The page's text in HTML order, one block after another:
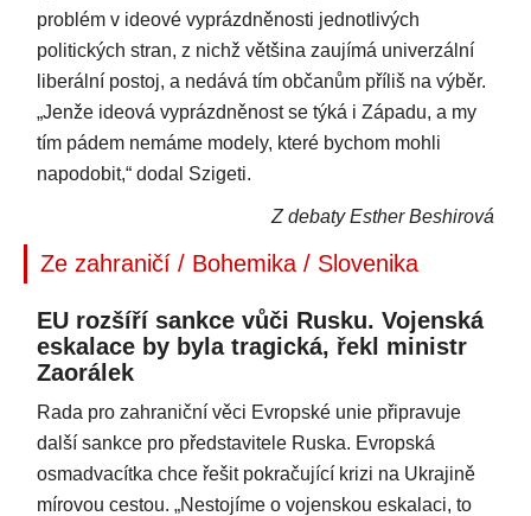
problém v ideové vyprázdněnosti jednotlivých
politických stran, z nichž většina zaujímá univerzální
liberální postoj, a nedává tím občanům příliš na výběr.
„Jenže ideová vyprázdněnost se týká i Západu, a my
tím pádem nemáme modely, které bychom mohli
napodobit,“ dodal Szigeti.
Z debaty Esther Beshirová
Ze zahraničí / Bohemika / Slovenika
EU rozšíří sankce vůči Rusku. Vojenská
eskalace by byla tragická, řekl ministr
Zaorálek
Rada pro zahraniční věci Evropské unie připravuje
další sankce pro představitele Ruska. Evropská
osmadvacítka chce řešit pokračující krizi na Ukrajině
mírovou cestou. „Nestojíme o vojenskou eskalaci, to